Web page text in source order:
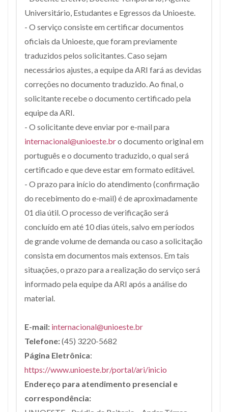
Universitário, Estudantes e Egressos da Unioeste.
- O serviço consiste em certificar documentos
oficiais da Unioeste, que foram previamente
traduzidos pelos solicitantes. Caso sejam
necessários ajustes, a equipe da ARI fará as devidas
correções no documento traduzido. Ao final, o
solicitante recebe o documento certificado pela
equipe da ARI.
- O solicitante deve enviar por e-mail para
internacional@unioeste.bro documento original em
português e o documento traduzido, o qual será
certificado e que deve estar em formato editável.
- O prazo para início do atendimento (confirmação
do recebimento do e-mail) é de aproximadamente
01 dia útil. O processo de verificação será
concluído em até 10 dias úteis, salvo em períodos
de grande volume de demanda ou caso a solicitação
consista em documentos mais extensos. Em tais
situações, o prazo para a realização do serviço será
informado pela equipe da ARI após a análise do
material.
E-mail: internacional@unioeste.br
Telefone:(45) 3220-5682
Página Eletrônica:
https://www.unioeste.br/portal/ari/inicio
Endereço para atendimento presencial e
correspondência: